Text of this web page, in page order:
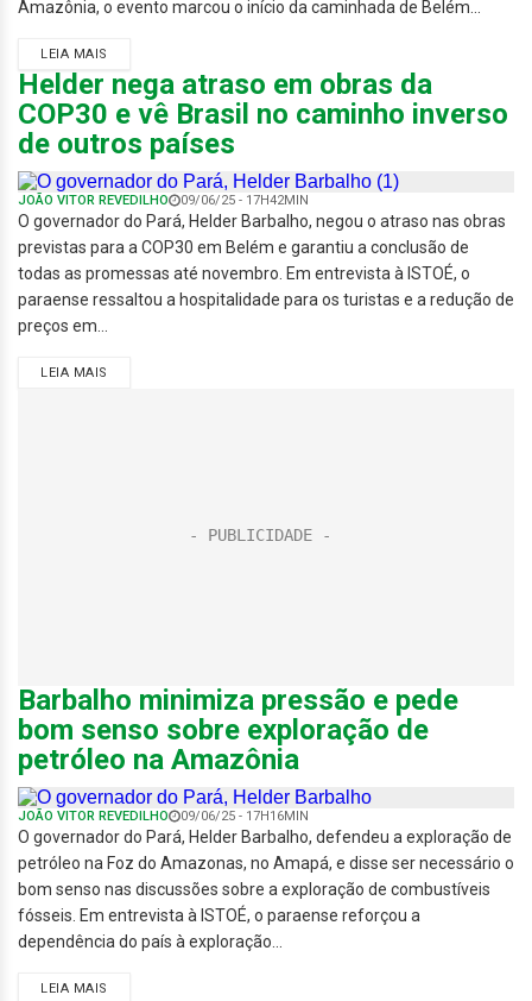
Amazônia, o evento marcou o início da caminhada de Belém...
LEIA MAIS
Helder nega atraso em obras da
COP30 e vê Brasil no caminho inverso
de outros países
JOÃO VITOR REVEDILHO 09/06/25 - 17H42MIN
O governador do Pará, Helder Barbalho, negou o atraso nas obras
previstas para a COP30 em Belém e garantiu a conclusão de
todas as promessas até novembro. Em entrevista à ISTOÉ, o
paraense ressaltou a hospitalidade para os turistas e a redução de
preços em...
LEIA MAIS
Barbalho minimiza pressão e pede
bom senso sobre exploração de
petróleo na Amazônia
JOÃO VITOR REVEDILHO 09/06/25 - 17H16MIN
O governador do Pará, Helder Barbalho, defendeu a exploração de
petróleo na Foz do Amazonas, no Amapá, e disse ser necessário o
bom senso nas discussões sobre a exploração de combustíveis
fósseis. Em entrevista à ISTOÉ, o paraense reforçou a
dependência do país à exploração...
LEIA MAIS